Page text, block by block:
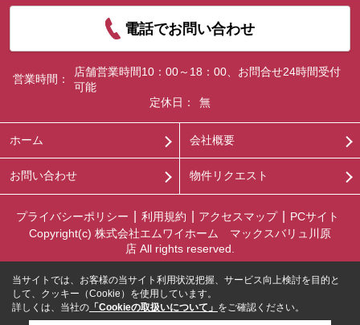
電話でお問い合わせ
営業時間：
店舗営業時間10：00～18：00、お問合せ24時間受付
可能
定休日：
無
ホーム 会社概要
お問い合わせ 物件リクエスト
プライバシーポリシー 利用規約 アクセスマップ
PCサイト
Copyright(c) 株式会社エムワイホーム マックスバリュ川原
店 All rights reserved.
当サイトでは、お客様の当サイト利用状況把握、サービス向上検討を目的と
して、クッキー（Cookie）を使用しています。
詳しくは、当社の 「Cookieの取扱いについて」 をご確認ください。